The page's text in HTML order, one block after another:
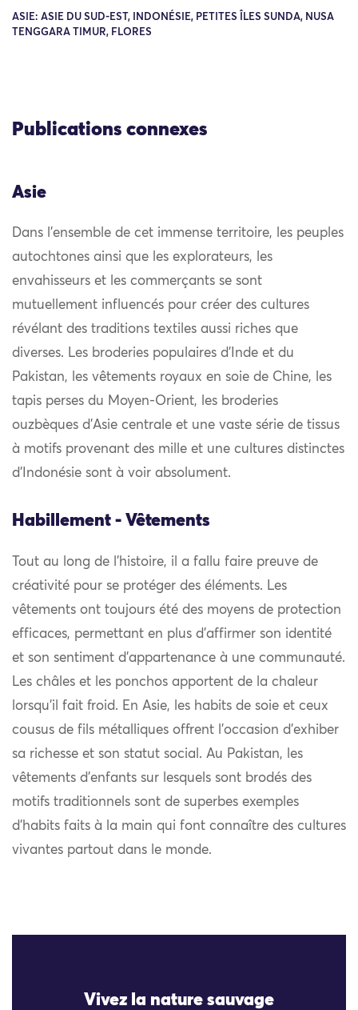
ASIE: ASIE DU SUD-EST, INDONÉSIE, PETITES ÎLES SUNDA, NUSA
TENGGARA TIMUR, FLORES
Publications connexes
Asie
Dans l’ensemble de cet immense territoire, les peuples
autochtones ainsi que les explorateurs, les
envahisseurs et les commerçants se sont
mutuellement influencés pour créer des cultures
révélant des traditions textiles aussi riches que
diverses. Les broderies populaires d’Inde et du
Pakistan, les vêtements royaux en soie de Chine, les
tapis perses du Moyen-Orient, les broderies
ouzbèques d’Asie centrale et une vaste série de tissus
à motifs provenant des mille et une cultures distinctes
d’Indonésie sont à voir absolument.
Habillement - Vêtements
Tout au long de l’histoire, il a fallu faire preuve de
créativité pour se protéger des éléments. Les
vêtements ont toujours été des moyens de protection
efficaces, permettant en plus d’affirmer son identité
et son sentiment d’appartenance à une communauté.
Les châles et les ponchos apportent de la chaleur
lorsqu’il fait froid. En Asie, les habits de soie et ceux
cousus de fils métalliques offrent l’occasion d’exhiber
sa richesse et son statut social. Au Pakistan, les
vêtements d’enfants sur lesquels sont brodés des
motifs traditionnels sont de superbes exemples
d’habits faits à la main qui font connaître des cultures
vivantes partout dans le monde.
Vivez la nature sauvage